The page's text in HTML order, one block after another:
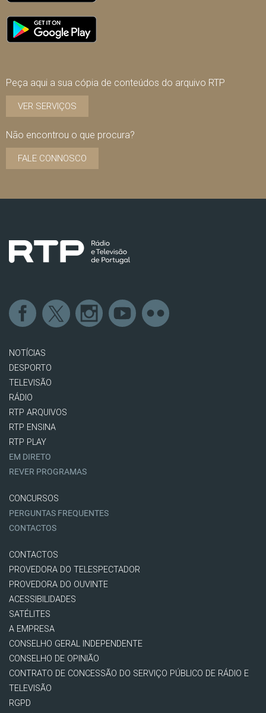
Peça aqui a sua cópia de conteúdos do arquivo RTP
VER SERVIÇOS
Não encontrou o que procura?
FALE CONNOSCO
NOTÍCIAS
DESPORTO
TELEVISÃO
RÁDIO
RTP ARQUIVOS
RTP ENSINA
RTP PLAY
EM DIRETO
REVER PROGRAMAS
CONCURSOS
PERGUNTAS FREQUENTES
CONTACTOS
CONTACTOS
PROVEDORA DO TELESPECTADOR
PROVEDORA DO OUVINTE
ACESSIBILIDADES
SATÉLITES
A EMPRESA
CONSELHO GERAL INDEPENDENTE
CONSELHO DE OPINIÃO
CONTRATO DE CONCESSÃO DO SERVIÇO PÚBLICO DE RÁDIO E
TELEVISÃO
RGPD